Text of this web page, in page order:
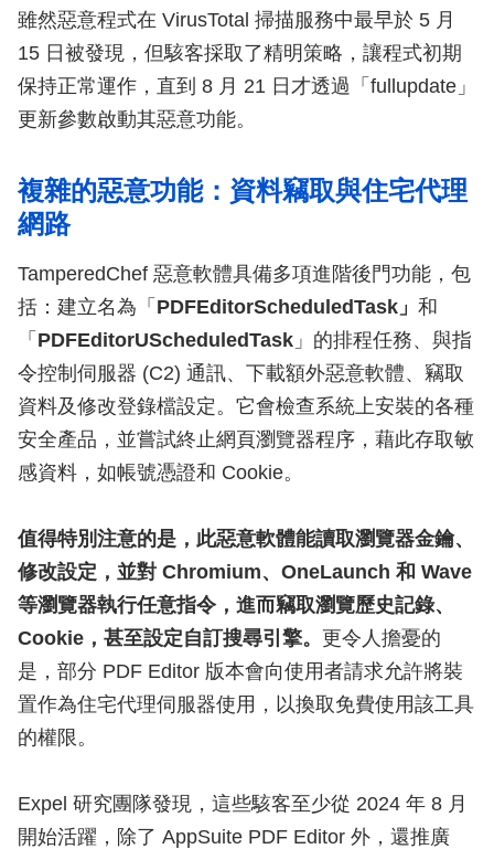
雖然惡意程式在 VirusTotal 掃描服務中最早於 5 月
15 日被發現，但駭客採取了精明策略，讓程式初期
保持正常運作，直到 8 月 21 日才透過「fullupdate」
更新參數啟動其惡意功能。
複雜的惡意功能：資料竊取與住宅代理
網路
TamperedChef 惡意軟體具備多項進階後門功能，包
括：建立名為「 PDFEditorScheduledTask」 和
「 PDFEditorUScheduledTask」的排程任務、與指
令控制伺服器 (C2) 通訊、下載額外惡意軟體、竊取
資料及修改登錄檔設定。它會檢查系統上安裝的各種
安全產品，並嘗試終止網頁瀏覽器程序，藉此存取敏
感資料，如帳號憑證和 Cookie。
值得特別注意的是，此惡意軟體能讀取瀏覽器金鑰、
修改設定，並對 Chromium、OneLaunch 和 Wave
等瀏覽器執行任意指令，進而竊取瀏覽歷史記錄、
Cookie，甚至設定自訂搜尋引擎。 更令人擔憂的
是，部分 PDF Editor 版本會向使用者請求允許將裝
置作為住宅代理伺服器使用，以換取免費使用該工具
的權限。
Expel 研究團隊發現，這些駭客至少從 2024 年 8 月
開始活躍，除了 AppSuite PDF Editor 外，還推廣